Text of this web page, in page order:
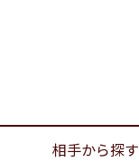
相手から探す